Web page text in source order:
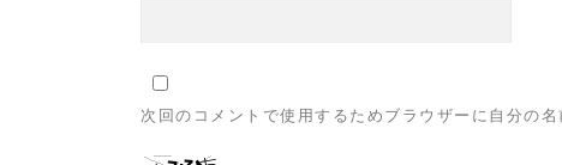
次回のコメントで使用するためブラウザーに自分の